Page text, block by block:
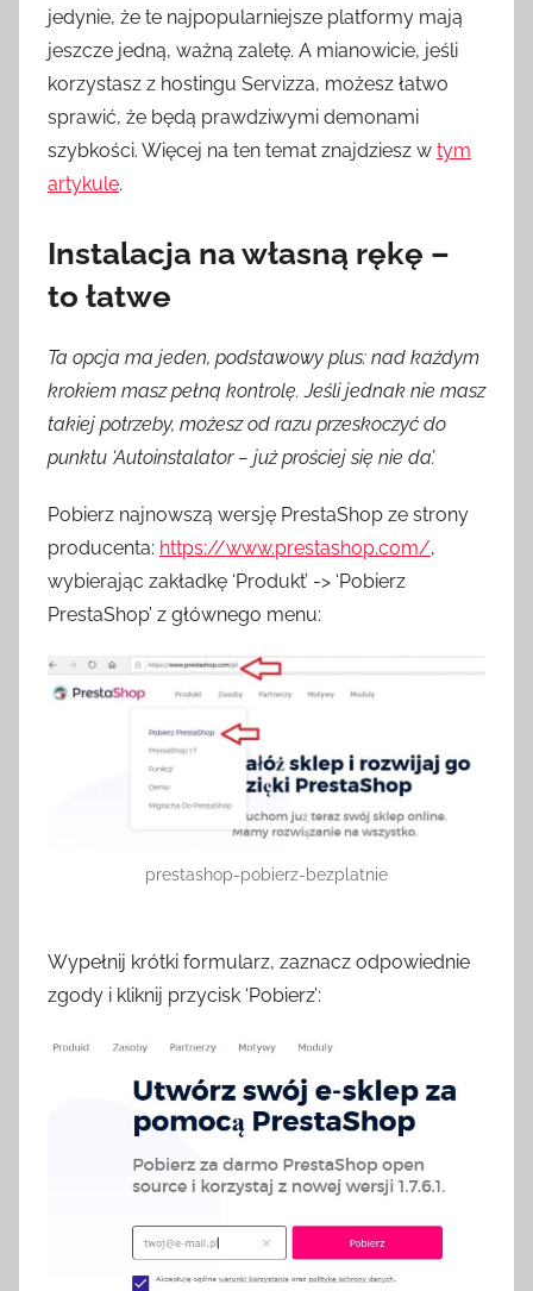
jedynie, że te najpopularniejsze platformy mają
jeszcze jedną, ważną zaletę. A mianowicie, jeśli
korzystasz z hostingu Servizza, możesz łatwo
sprawić, że będą prawdziwymi demonami
szybkości. Więcej na ten temat znajdziesz w tym
artykule.
Instalacja na własną rękę –
to łatwe
Ta opcja ma jeden, podstawowy plus: nad każdym
krokiem masz pełną kontrolę. Jeśli jednak nie masz
takiej potrzeby, możesz od razu przeskoczyć do
punktu ‘Autoinstalator – już prościej się nie da’.
Pobierz najnowszą wersję PrestaShop ze strony
producenta: https://www.prestashop.com/,
wybierając zakładkę ‘Produkt’ -> ‘Pobierz
PrestaShop’ z głównego menu:
prestashop-pobierz-bezplatnie
Wypełnij krótki formularz, zaznacz odpowiednie
zgody i kliknij przycisk ‘Pobierz’: